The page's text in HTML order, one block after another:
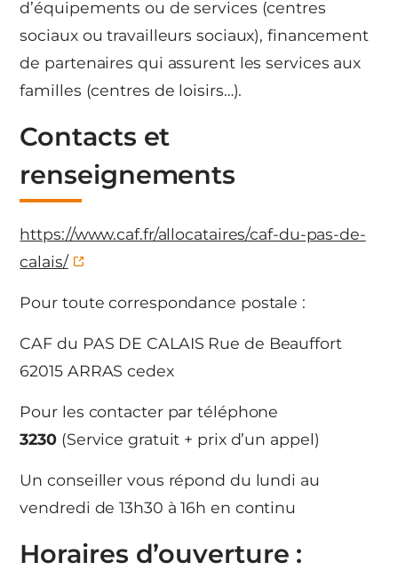
d’équipements ou de services (centres
sociaux ou travailleurs sociaux), financement
de partenaires qui assurent les services aux
familles (centres de loisirs…).
Contacts et
renseignements
https://www.caf.fr/allocataires/caf-du-pas-de-
calais/
Pour toute correspondance postale :
CAF du PAS DE CALAIS Rue de Beauffort
62015 ARRAS cedex
Pour les contacter par téléphone
3230 (Service gratuit + prix d’un appel)
Un conseiller vous répond du lundi au
vendredi de 13h30 à 16h en continu
Horaires d’ouverture :